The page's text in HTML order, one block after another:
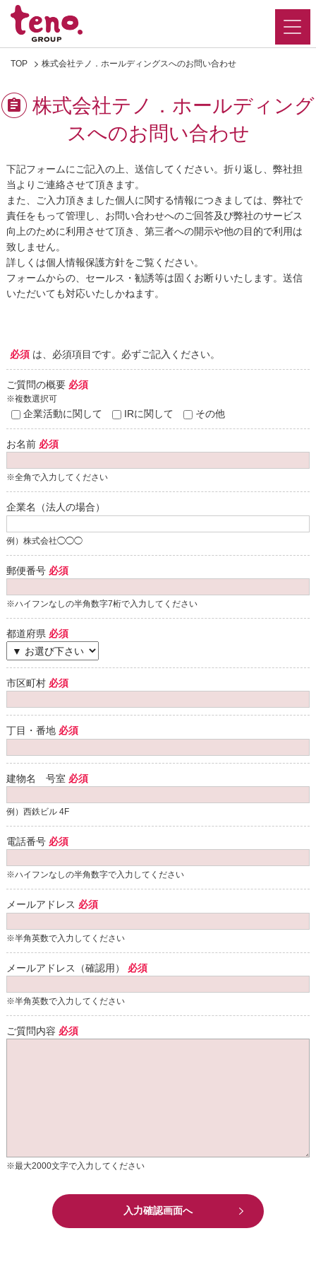
TOP 株式会社テノ．ホールディングスへのお問い合わせ
株式会社テノ．ホールディング
スへのお問い合わせ
下記フォームにご記入の上、送信してください。折り返し、弊社担
当よりご連絡させて頂きます。
また、ご入力頂きました個人に関する情報につきましては、弊社で
責任をもって管理し、お問い合わせへのご回答及び弊社のサービス
向上のために利用させて頂き、第三者への開示や他の目的で利用は
致しません。
詳しくは個人情報保護方針をご覧ください。
フォームからの、セールス・勧誘等は固くお断りいたします。送信
いただいても対応いたしかねます。
必須は、必須項目です。必ずご記入ください。
ご質問の概要 必須
※複数選択可
企業活動に関して IRに関して その他
お名前 必須
※全角で入力してください
企業名（法人の場合）
例）株式会社◯◯◯
郵便番号 必須
※ハイフンなしの半角数字7桁で入力してください
都道府県 必須
市区町村 必須
丁目・番地 必須
建物名 号室 必須
例）西鉄ビル 4F
電話番号 必須
※ハイフンなしの半角数字で入力してください
メールアドレス 必須
※半角英数で入力してください
メールアドレス（確認用） 必須
※半角英数で入力してください
ご質問内容 必須
※最大2000文字で入力してください